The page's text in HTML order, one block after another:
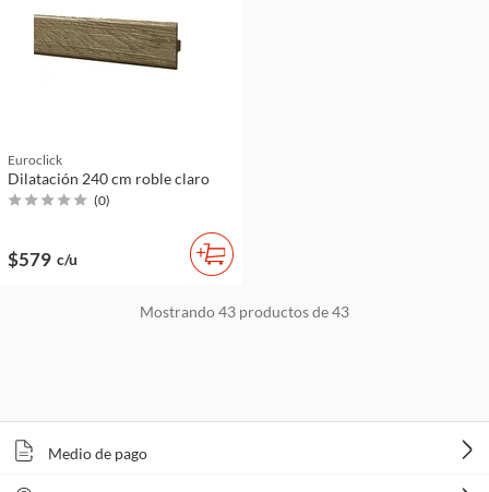
Euroclick
Dilatación 240 cm roble claro
(0)
$579 c/u
Mostrando43 productos de43
Medio de pago